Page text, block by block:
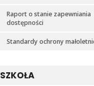
Raport o stanie zapewniania
dostępności
Standardy ochrony
SZKOŁA